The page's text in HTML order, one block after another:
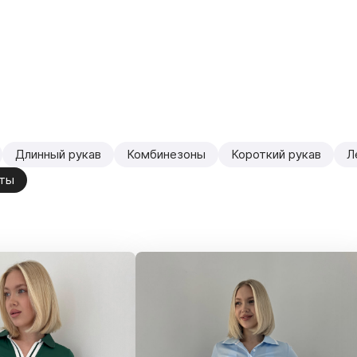
Длинный рукав Комбинезоны Короткий рукав